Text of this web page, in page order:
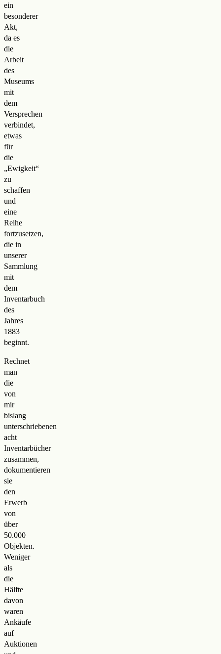
ein
besonderer
Akt,
da es
die
Arbeit
des
Museums
mit
dem
Versprechen
verbindet,
etwas
für
die
„Ewigkeit“
zu
schaffen
und
eine
Reihe
fortzusetzen,
die in
unserer
Sammlung
mit
dem
Inventarbuch
des
Jahres
1883
beginnt.
Rechnet
man
die
von
mir
bislang
unterschriebenen
acht
Inventarbücher
zusammen,
dokumentieren
sie
den
Erwerb
von
über
50.000
Objekten.
Weniger
als
die
Hälfte
davon
waren
Ankäufe
auf
Auktionen